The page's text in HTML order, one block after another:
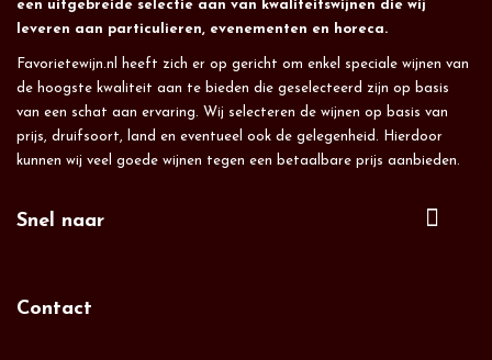
een uitgebreide selectie aan van kwaliteitswijnen die wij
leveren aan particulieren, evenementen en horeca.
Favorietewijn.nl heeft zich er op gericht om enkel speciale wijnen van
de hoogste kwaliteit aan te bieden die geselecteerd zijn op basis
van een schat aan ervaring. Wij selecteren de wijnen op basis van
prijs, druifsoort, land en eventueel ook de gelegenheid. Hierdoor
kunnen wij veel goede wijnen tegen een betaalbare prijs aanbieden.
Snel naar
Contact